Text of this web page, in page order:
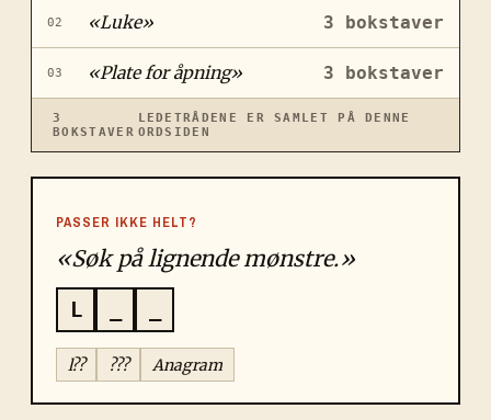
02 «Luke» 3 bokstaver
03 «Plate for åpning» 3 bokstaver
3
BOKSTAVER
LEDETRÅDENE ER SAMLET PÅ DENNE
ORDSIDEN
PASSER IKKE HELT?
«Søk på lignende mønstre.»
L
l?? ??? Anagram